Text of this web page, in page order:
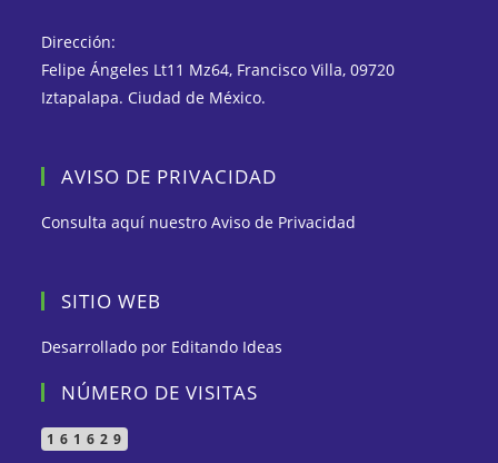
Dirección:
Felipe Ángeles Lt11 Mz64, Francisco Villa, 09720
Iztapalapa. Ciudad de México.
AVISO DE PRIVACIDAD
Consulta aquí nuestroAviso de Privacidad
SITIO WEB
Desarrollado por Editando Ideas
NÚMERO DE VISITAS
161629